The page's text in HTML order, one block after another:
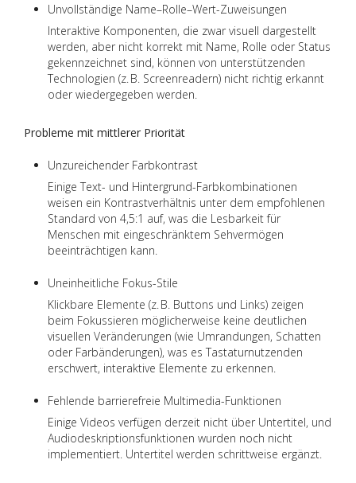
Unvollständige Name–Rolle–Wert-Zuweisungen
Interaktive Komponenten, die zwar visuell dargestellt
werden, aber nicht korrekt mit Name, Rolle oder Status
gekennzeichnet sind, können von unterstützenden
Technologien (z. B. Screenreadern) nicht richtig erkannt
oder wiedergegeben werden.
Probleme mit mittlerer Priorität
Unzureichender Farbkontrast
Einige Text- und Hintergrund-Farbkombinationen
weisen ein Kontrastverhältnis unter dem empfohlenen
Standard von 4,5:1 auf, was die Lesbarkeit für
Menschen mit eingeschränktem Sehvermögen
beeinträchtigen kann.
Uneinheitliche Fokus-Stile
Klickbare Elemente (z. B. Buttons und Links) zeigen
beim Fokussieren möglicherweise keine deutlichen
visuellen Veränderungen (wie Umrandungen, Schatten
oder Farbänderungen), was es Tastaturnutzenden
erschwert, interaktive Elemente zu erkennen.
Fehlende barrierefreie Multimedia-Funktionen
Einige Videos verfügen derzeit nicht über Untertitel, und
Audiodeskriptionsfunktionen wurden noch nicht
implementiert. Untertitel werden schrittweise ergänzt.